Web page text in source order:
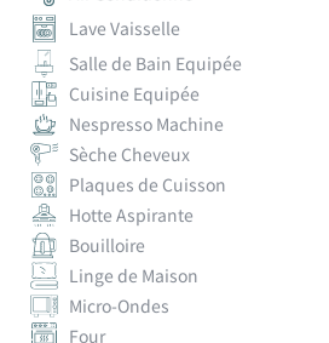
Lave Vaisselle
Salle de Bain Equipée
Cuisine Equipée
Nespresso Machine
Sèche Cheveux
Plaques de Cuisson
Hotte Aspirante
Bouilloire
Linge de Maison
Micro-Ondes
Four